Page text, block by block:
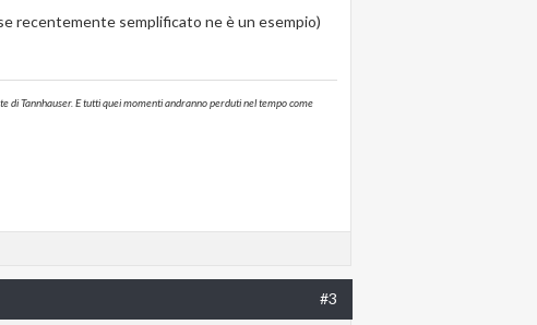
recentemente semplificato ne è un esempio)
di Tannhauser. E tutti quei momenti andranno perduti nel tempo come
#3